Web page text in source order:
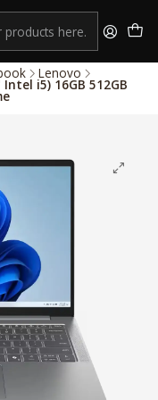
Hikvision
de Accesos
Lenovo
i5) 16GB 512GB